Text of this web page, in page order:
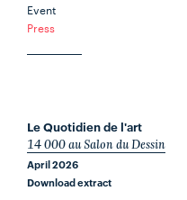
Event
Press
Le Quotidien de l'art
14 000 au Salon du Dessin
April 2026
Download extract